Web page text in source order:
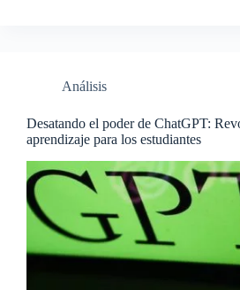
Análisis
Desatando el poder de ChatGPT:
aprendizaje para los estudiantes